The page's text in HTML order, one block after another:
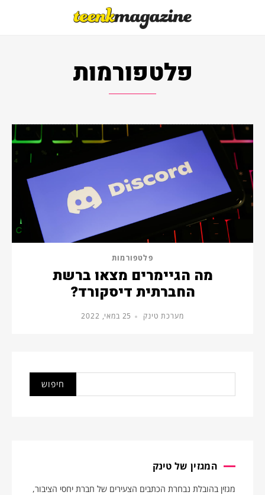
פלטפורמות
פלטפורמות
מה הגיימרים מצאו ברשת
החברתית דיסקורד?
מערכת טינק 25 במאי, 2022
המגזין של טינק
מגזין בהובלת נבחרת הכתבים הצעירים של חברת יחסי הציבור,